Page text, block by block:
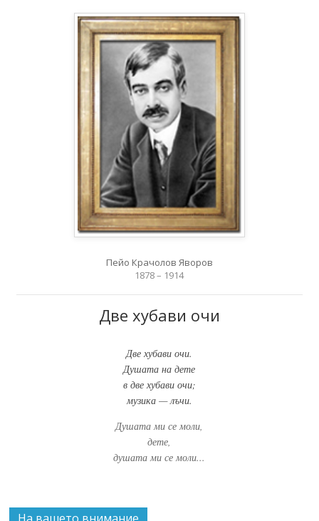
Пейо Крачолов Яворов
1878 – 1914
Две хубави очи
Две хубави очи.
Душата на дете
в две хубави очи;
музика — лъчи.
Душата ми се моли,
дете,
душата ми се моли...